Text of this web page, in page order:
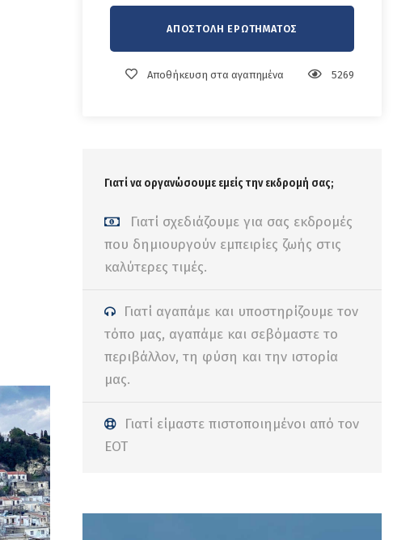
Αποθήκευση στα αγαπημένα 5269
Γιατί να οργανώσουμε εμείς την εκδρομή σας;
Γιατί σχεδιάζουμε για σας εκδρομές
που δημιουργούν εμπειρίες ζωής στις
καλύτερες τιμές.
Γιατί αγαπάμε και υποστηρίζουμε τον
τόπο μας, αγαπάμε και σεβόμαστε το
περιβάλλον, τη φύση και την ιστορία
μας.
Γιατί είμαστε πιστοποιημένοι από τον
ΕΟΤ